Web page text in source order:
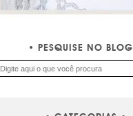
PESQUISE NO BLOG